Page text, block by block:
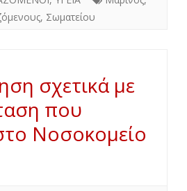
, Σωματείου
σχετικά με
που
Νοσοκομείο